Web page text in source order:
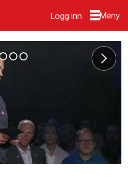
Logg inn